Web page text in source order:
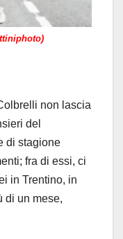
non lascia
del
di stagione
fra di essi, ci
in Trentino, in
di un mese,